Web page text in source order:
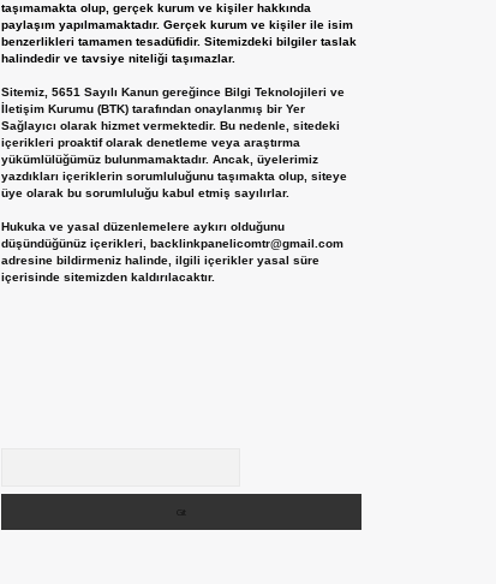
taşımamakta olup, gerçek kurum ve kişiler hakkında
paylaşım yapılmamaktadır. Gerçek kurum ve kişiler ile isim
benzerlikleri tamamen tesadüfidir. Sitemizdeki bilgiler taslak
halindedir ve tavsiye niteliği taşımazlar.
Sitemiz, 5651 Sayılı Kanun gereğince Bilgi Teknolojileri ve
İletişim Kurumu (BTK) tarafından onaylanmış bir Yer
Sağlayıcı olarak hizmet vermektedir. Bu nedenle, sitedeki
içerikleri proaktif olarak denetleme veya araştırma
yükümlülüğümüz bulunmamaktadır. Ancak, üyelerimiz
yazdıkları içeriklerin sorumluluğunu taşımakta olup, siteye
üye olarak bu sorumluluğu kabul etmiş sayılırlar.
Hukuka ve yasal düzenlemelere aykırı olduğunu
düşündüğünüz içerikleri, backlinkpanelicomtr@gmail.com
adresine bildirmeniz halinde, ilgili içerikler yasal süre
içerisinde sitemizden kaldırılacaktır.